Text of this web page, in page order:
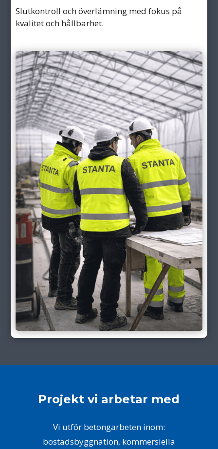
Slutkontroll och överlämning med fokus på
kvalitet och hållbarhet.
Projekt vi arbetar med
Vi utför betongarbeten inom:
bostadsbyggnation, kommersiella